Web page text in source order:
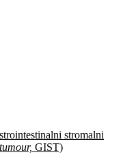
stromalni
tumour, GIST)